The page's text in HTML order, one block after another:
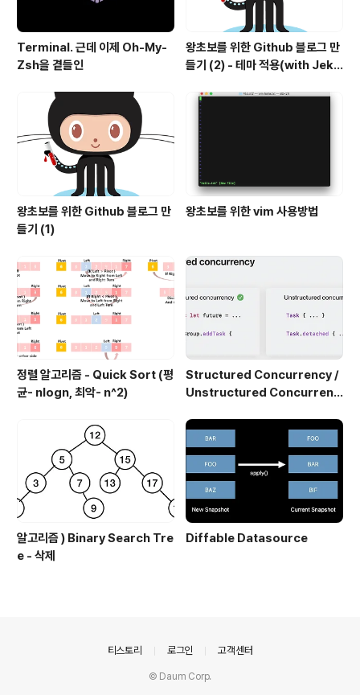
Terminal. 근데 이제 Oh-My-
Zsh을 곁들인
왕초보를 위한 Github 블로그 만
들기 (2) - 테마 적용(with Jekyl
왕초보를 위한 Github 블로그 만
들기 (1)
왕초보를 위한 vim 사용방법
정렬 알고리즘 - Quick Sort (평
균- nlogn, 최악- n^2)
Structured Concurrency /
Unstructured Concurrenc
알고리즘 ) Binary Search Tre
e - 삭제
Diffable Datasource
티스토리 로그인 고객센터
© Daum Corp.